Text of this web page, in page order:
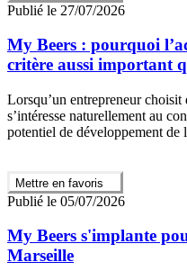
Publié le 27/07/2026
My Beers : pourquoi
critère aussi important
Lorsqu’un entrepreneur
s’intéresse naturellement au
potentiel de développement de
Mettre en favoris
Publié le 05/07/2026
My Beers s'implante
Marseille